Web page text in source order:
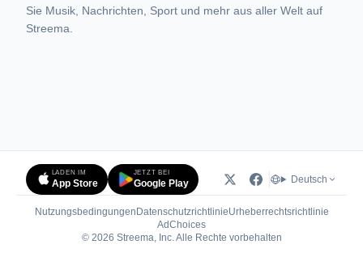
Sie Musik, Nachrichten, Sport und mehr aus aller Welt auf
Streema.
LADEN IM
App Store
JETZT BEI
Google Play Deutsch
Nutzungsbedingungen DatenschutzrichtlinieUrheberrechtsrichtlinie
AdChoices(öffnet in neuem Tab)
© 2026 Streema, Inc. Alle Rechte vorbehalten